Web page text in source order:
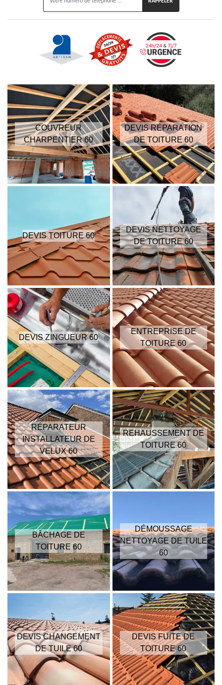
COUVREUR
CHARPENTIER 60
DEVIS RÉPARATION
DE TOITURE 60
DEVIS TOITURE 60
DEVIS NETTOYAGE
DE TOITURE 60
DEVIS ZINGUEUR 60
ENTREPRISE DE
TOITURE 60
RÉPARATEUR
INSTALLATEUR DE
VELUX 60
REHAUSSEMENT DE
TOITURE 60
BÂCHAGE DE
TOITURE 60
DÉMOUSSAGE
NETTOYAGE DE TUILE
60
DEVIS CHANGEMENT
DE TUILE 60
DEVIS FUITE DE
TOITURE 60